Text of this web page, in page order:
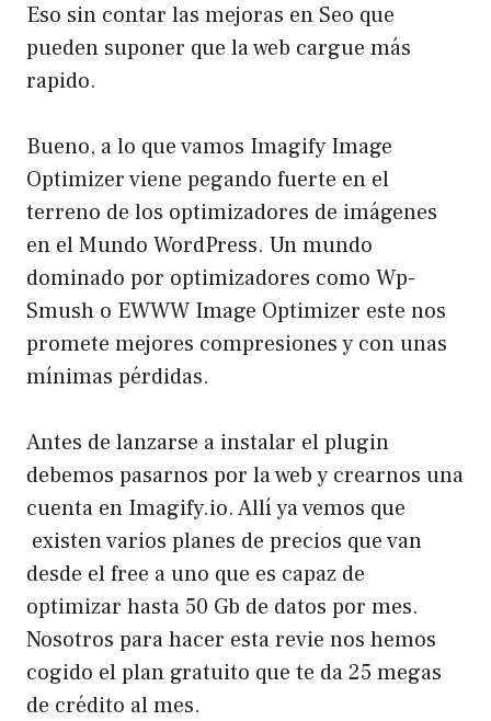
Eso sin contar las mejoras en Seo que
pueden suponer que la web cargue más
rapido.
Bueno, a lo que vamos Imagify Image
Optimizer viene pegando fuerte en el
terreno de los optimizadores de imágenes
en el Mundo WordPress. Un mundo
dominado por optimizadores como Wp-
Smush o EWWW Image Optimizer este nos
promete mejores compresiones y con unas
mínimas pérdidas.
Antes de lanzarse a instalar el plugin
debemos pasarnos por la web y crearnos una
cuenta en Imagify.io. Allí ya vemos que
existen varios planes de precios que van
desde el free a uno que es capaz de
optimizar hasta 50 Gb de datos por mes.
Nosotros para hacer esta revie nos hemos
cogido el plan gratuito que te da 25 megas
de crédito al mes.